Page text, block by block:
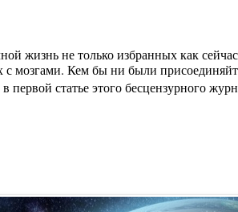
жизнь не только избранных как
Кем бы ни были
статье этого бесцензурного